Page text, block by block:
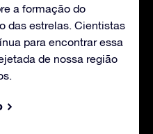
a formação do
das estrelas. Cientistas
para encontrar essa
de nossa região